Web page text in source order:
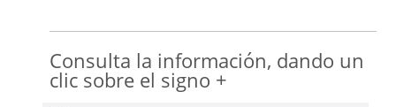
Consulta la información, dando un
clic sobre el signo +